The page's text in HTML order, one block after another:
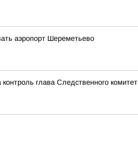
аэропорт Шереметьево
глава Следственного